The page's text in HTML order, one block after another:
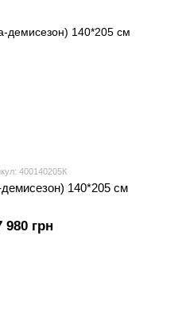
400140205К
140*205 см
980 грн